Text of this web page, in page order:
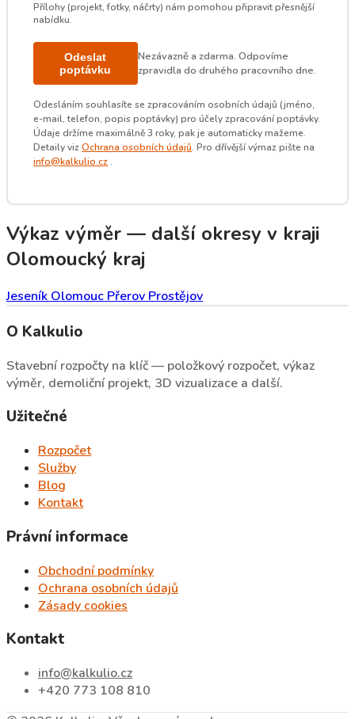
Přílohy (projekt, fotky, náčrty) nám pomohou připravit přesnější
nabídku.
Odeslat
poptávku
Nezávazně a zdarma. Odpovíme
zpravidla do druhého pracovního dne.
Odesláním souhlasíte se zpracováním osobních údajů (jméno,
e-mail, telefon, popis poptávky) pro účely zpracování poptávky.
Údaje držíme maximálně 3 roky, pak je automaticky mažeme.
Detaily vizOchrana osobních údajů. Pro dřívější výmaz pište na
info@kalkulio.cz .
Výkaz výměr — další okresy v kraji
Olomoucký kraj
Jeseník Olomouc Přerov Prostějov
O Kalkulio
Stavební rozpočty na klíč — položkový rozpočet, výkaz
výměr, demoliční projekt, 3D vizualizace a další.
Užitečné
Rozpočet
Služby
Blog
Kontakt
Právní informace
Obchodní podmínky
Ochrana osobních údajů
Zásady cookies
Kontakt
info@kalkulio.cz
+420 773 108 810